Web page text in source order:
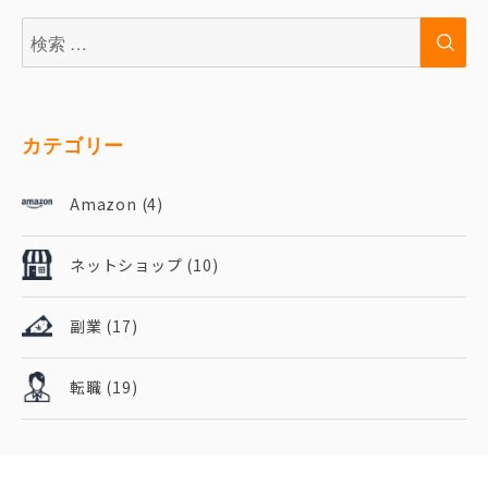
検
索:
検
カテゴリー
Amazon (4)
ネットショップ (10)
副業 (17)
転職 (19)